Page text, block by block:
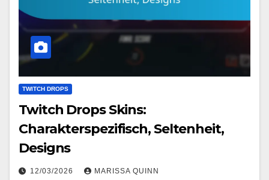
TWITCH DROPS
Twitch Drops Skins:
Charakterspezifisch, Seltenheit,
Designs
12/03/2026 MARISSA QUINN